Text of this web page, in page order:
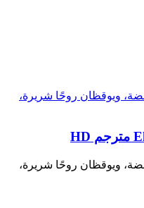
ويوقظان روحًا شريرة،
ويوقظان روحًا شريرة،